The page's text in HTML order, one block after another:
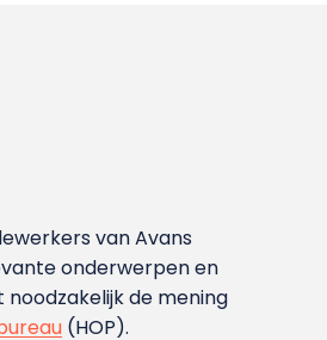
van Avans
onderwerpen en
de mening
(HOP).